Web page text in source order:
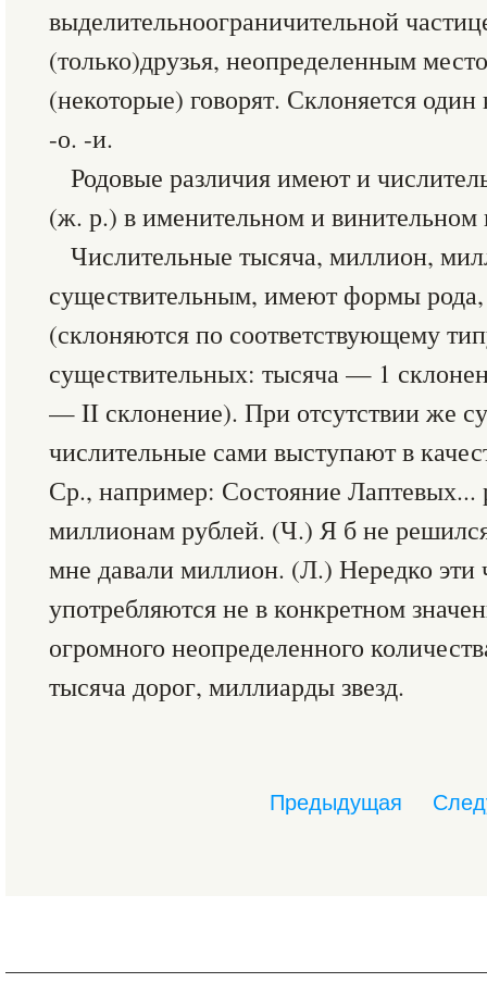
выделительноограничительной
(только)друзья, неопределенным
(некоторые) говорят. Склоняется
-о. -и.
Родовые различия имеют и
(ж. р.) в именительном и винительном
Числительные тысяча, миллион,
существительным, имеют формы
(склоняются по соответствующему
существительных: тысяча — 1
— II склонение). При отсутствии же
числительные сами выступают в
Ср., например: Состояние Лаптевых...
миллионам рублей. (Ч.) Я б не
мне давали миллион. (Л.) Нередко эти
употребляются не в конкретном
огромного неопределенного
тысяча дорог, миллиарды звезд.
Предыдущая